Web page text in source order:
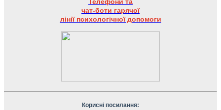
чат-боти гарячої
лінії психологічної допомоги
Корисні посилання: